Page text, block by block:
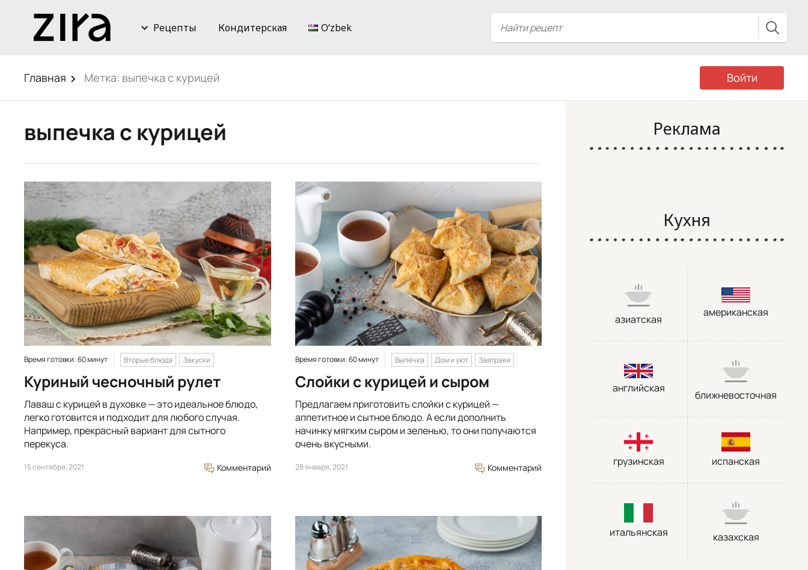
Рецепты Кондитерская Oʻzbek
Главная Метка: выпечка с курицей Войти
выпечка с курицей
Время готовки: 60 минут Вторые блюда Закуски
Куриный чесночный рулет
Лаваш с курицей в духовке — это идеальное блюдо,
легко готовится и подходит для любого случая.
Например, прекрасный вариант для сытного
перекуса.
15 сентября, 2021 Комментарий
Время готовки: 60 минут Выпечка Дом и уют Завтраки
Слойки с курицей и сыром
Предлагаем приготовить слойки с курицей —
аппетитное и сытное блюдо. А если дополнить
начинку мягким сыром и зеленью, то они получаются
очень вкусными.
28 января, 2021 Комментарий
Реклама
Кухня
азиатская
американская
английская
ближневосточная
грузинская испанская
итальянская казахская